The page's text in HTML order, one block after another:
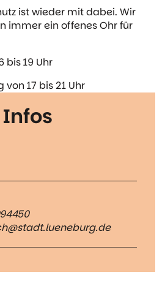
ist wieder mit dabei. Wir
immer ein offenes Ohr für
bis 19 Uhr
17 bis 21 Uhr